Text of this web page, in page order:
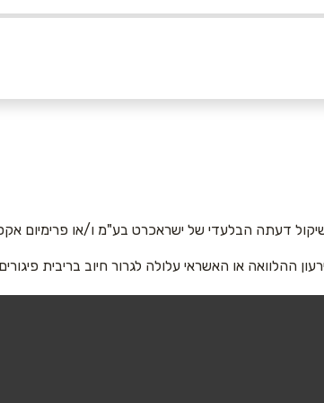
אימייל
דעתה הבלעדי של ישראכרט בע"מ ו/או פרימיום
ההלוואה או האשראי עלולה לגרור חיוב בריבית